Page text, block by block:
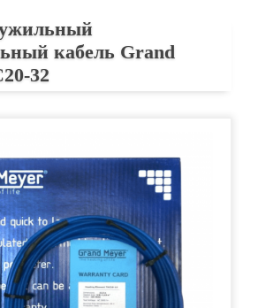
кабель Grand
32